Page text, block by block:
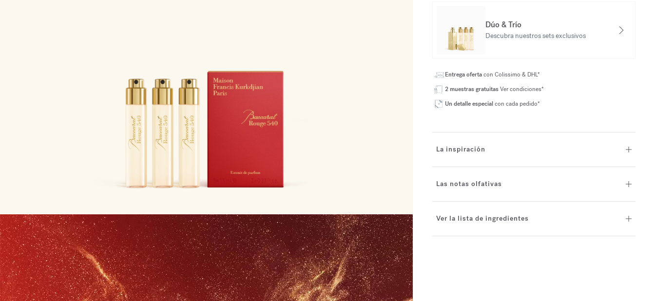
Dúo & Trío
Descubra nuestros sets exclusivos
Entrega ofertacon Colissimo & DHL*
2 muestras gratuitasVer condiciones*
Un detalle especialcon cada pedido*
La inspiración
Las notas olfativas
Ver la lista de ingredientes